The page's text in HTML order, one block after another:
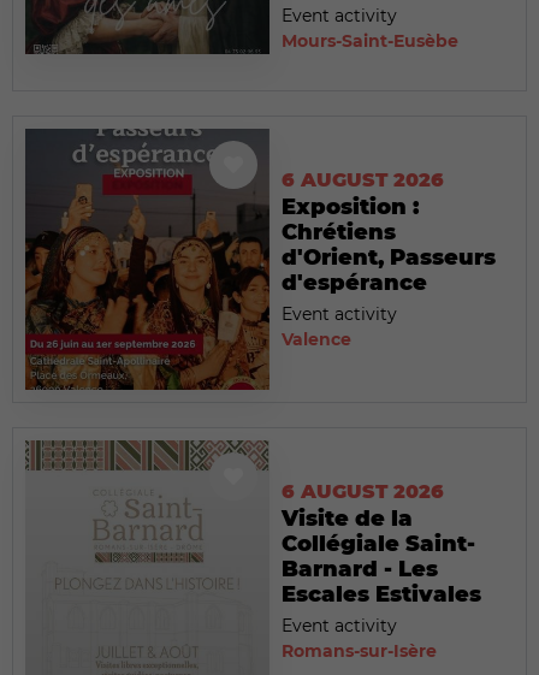
Event activity
Mours-Saint-Eusèbe
6 AUGUST 2026
Exposition :
Chrétiens
d'Orient, Passeurs
d'espérance
Event activity
Valence
6 AUGUST 2026
Visite de la
Collégiale Saint-
Barnard - Les
Escales Estivales
Event activity
Romans-sur-Isère